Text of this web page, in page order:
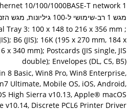
1 Hi-Speed USB 2.0; 1 host USB at rear side; Gigabit Ethernet 10/100/1000BASE-T network
מגש 1 רב-שימושי ל-100 גיליונות, מגש הזנה 2 ל-250 גיליונות
Tray 3: 100 x 148 to 216 x 356 mm ;
B6 (JIS); 16K (195 x 270 mm, 184 x
340 mm); Postcards (JIS single, JIS
double); Envelopes (DL, C5, B5)
8 Basic, Win8 Pro, Win8 Enterprise,
Ultimate, Mobile OS, iOS, Android,
High Sierra v10.13, Apple® macOS
v10.14, Discrete PCL6 Printer Driver,